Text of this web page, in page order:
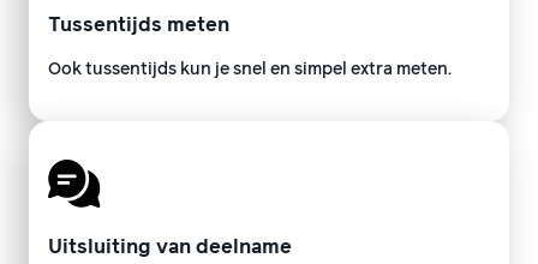
Tussentijds meten
Ook tussentijds kun je snel en simpel extra meten.
Uitsluiting van deelname